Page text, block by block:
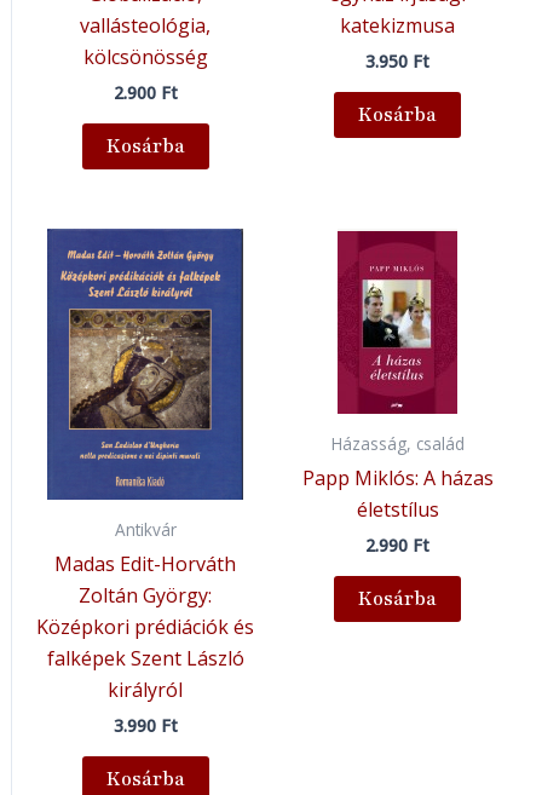
vallásteológia,
kölcsönösség
2.900 Ft
Kosárba
katekizmusa
3.950 Ft
Kosárba
Antikvár
Madas Edit-Horváth
Zoltán György:
Középkori prédiációk és
falképek Szent László
királyról
3.990 Ft
Kosárba
Házasság, család
Papp Miklós: A házas
életstílus
2.990 Ft
Kosárba